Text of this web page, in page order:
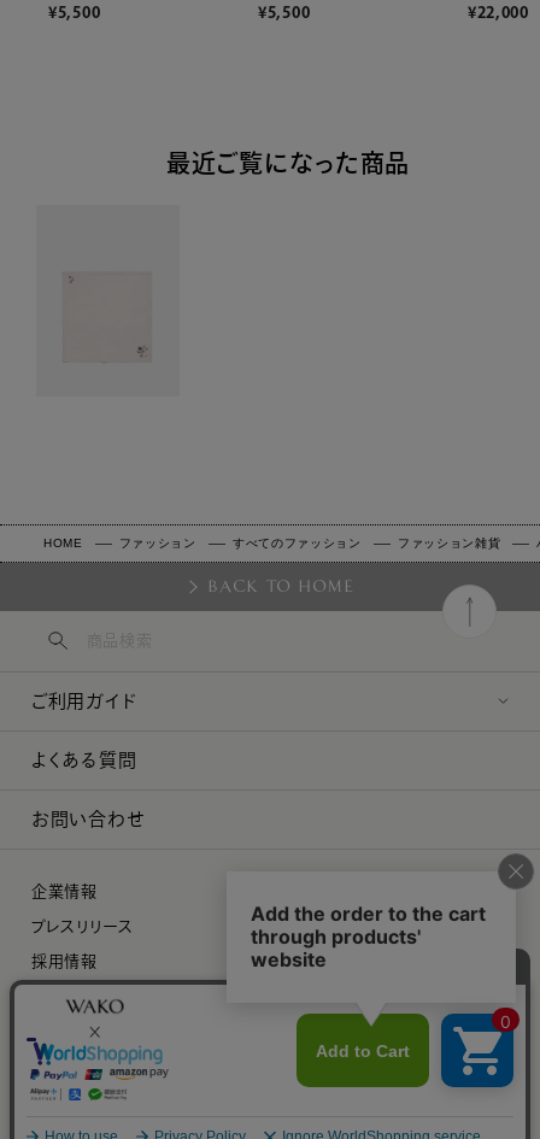
¥5,500 ¥5,500 ¥22,000
最近ご覧になった商品
HOME ファッション すべてのファッション ファッション雑貨
BACK TO HOME
ご利用ガイド
よくある質問
お問い合わせ
企業情報
プレスリリース
採用情報
特定商取引に関する法律に基づく表示
プライバシーポリシー